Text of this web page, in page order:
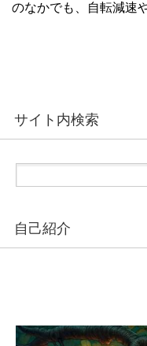
のなかでも、自転減速
サイト内検索
自己紹介